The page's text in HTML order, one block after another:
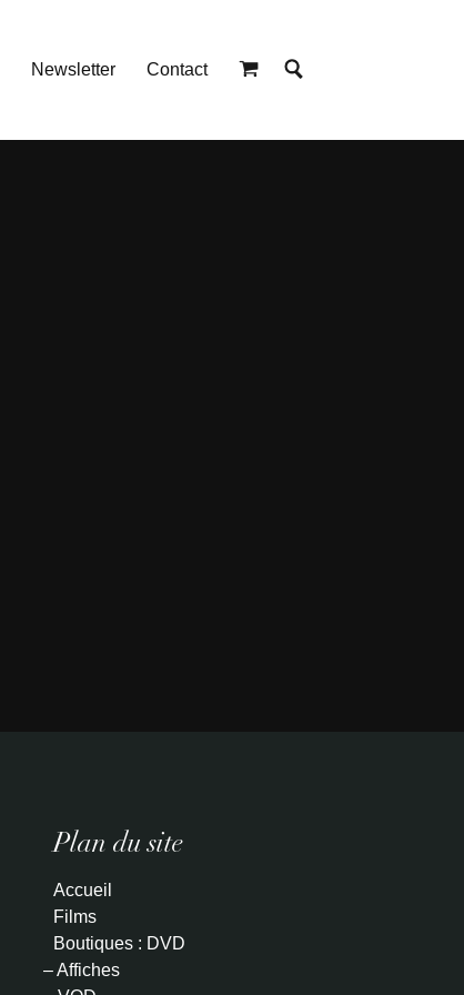
Newsletter Contact
Plan du site
Accueil
Films
Boutiques : DVD
– Affiches